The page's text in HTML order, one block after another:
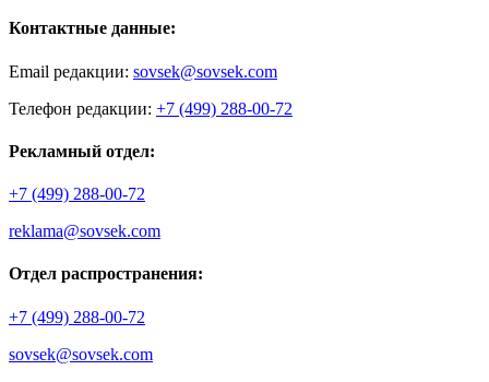
Контактные данные:
Email редакции: sovsek@sovsek.com
Телефон редакции: +7 (499) 288-00-72
Рекламный отдел:
+7 (499) 288-00-72
reklama@sovsek.com
Отдел распространения:
+7 (499) 288-00-72
sovsek@sovsek.com